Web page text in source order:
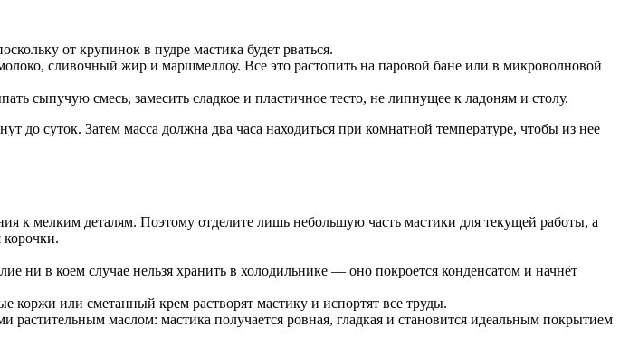
от крупинок в пудре мастика будет рваться.
сливочный жир и маршмеллоу. Все это растопить на паровой бане или в микроволновой
сыпучую смесь, замесить сладкое и пластичное тесто, не липнущее к ладоням и столу.
до суток. Затем масса должна два часа находиться при комнатной температуре, чтобы из нее
к мелким деталям. Поэтому отделите лишь небольшую часть мастики для текущей работы, а
ни в коем случае нельзя хранить в холодильнике — оно покроется конденсатом и начнёт
или сметанный крем растворят мастику и испортят все труды.
маслом: мастика получается ровная, гладкая и становится идеальным покрытием